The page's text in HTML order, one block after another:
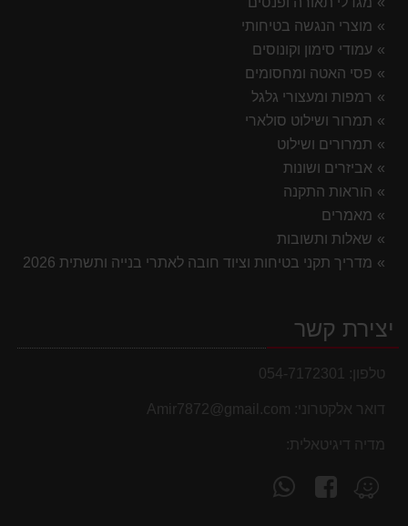
מוצרי הנגשה בטיחותי
עמודי סימון וקונוסים
פסי האטה ומחסומים
רמפות ומעצורי גלגל
תמרור ושילוט סולארי
תמרורים ושילוט
אביזרים ושונות
הוראות התקנה
מאמרים
שאלות ותשובות
מדריך תקני בטיחות וציוד חובה לאתרי בנייה ותשתית 2026
יצירת קשר
טלפון: 054-7172301
דואר אלקטרוני: Amir7872@gmail.com
מדיה דיגיטאלית:
מצא
אותנו
עקוב
אחרינו